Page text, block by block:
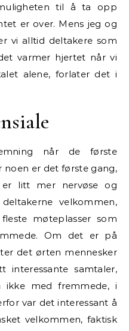
til å ta opp
er over. Mens jeg og
vi alltid deltakere som
varmer hjertet når vi
alene, forlater det i
når de første
er det første gang,
litt mer nervøse og
velkommen,
møteplasser som
Om det er på
det ørten mennesker
interessante samtaler,
ikke med fremmede, i
var det interessant å
velkommen, faktisk